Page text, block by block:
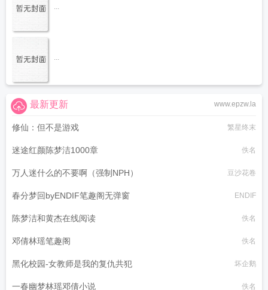
...
...
www.epzw.la
最新更新
修仙：但不是游戏 繁星终末
迷途红颜陈梦洁1000章 佚名
万人迷什么的不要啊（强制NPH） 豆沙花卷
春分梦回byENDIF笔趣阁无弹窗 ENDIF
陈梦洁和黄杰在线阅读 佚名
邓倩林瑶笔趣阁 佚名
黑化校园-女教师是我的复仇共犯 坏企鹅
一春幽梦林瑶邓倩小说 佚名